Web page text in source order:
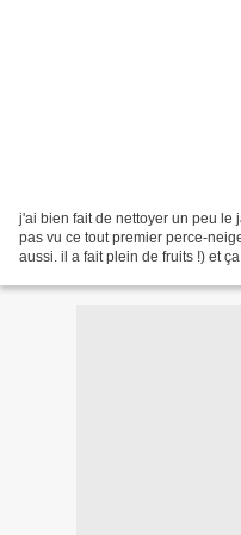
j'ai bien fait de nettoyer un peu le
pas vu ce tout premier perce-
aussi. il a fait plein de fruits !) et